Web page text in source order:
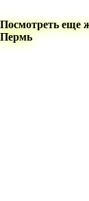
Посмотреть еще
Пермь